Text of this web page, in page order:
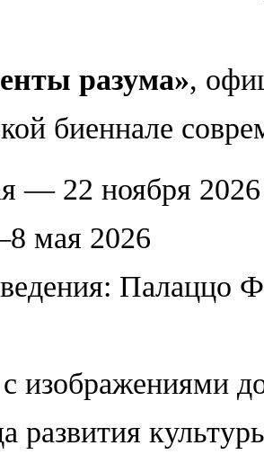
разума»,
биеннале
— 22 ноября 2026
мая 2026
Палаццо
изображениями
развития